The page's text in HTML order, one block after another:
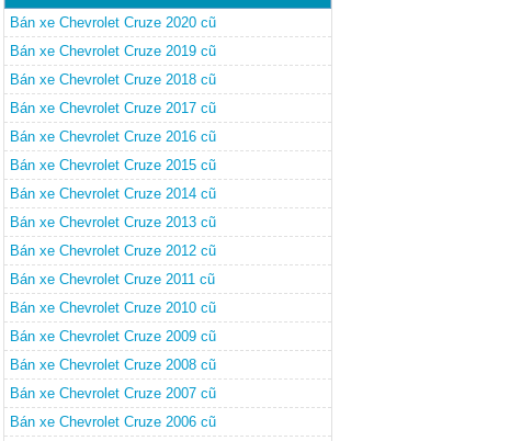
Bán xe Chevrolet Cruze 2020 cũ
Bán xe Chevrolet Cruze 2019 cũ
Bán xe Chevrolet Cruze 2018 cũ
Bán xe Chevrolet Cruze 2017 cũ
Bán xe Chevrolet Cruze 2016 cũ
Bán xe Chevrolet Cruze 2015 cũ
Bán xe Chevrolet Cruze 2014 cũ
Bán xe Chevrolet Cruze 2013 cũ
Bán xe Chevrolet Cruze 2012 cũ
Bán xe Chevrolet Cruze 2011 cũ
Bán xe Chevrolet Cruze 2010 cũ
Bán xe Chevrolet Cruze 2009 cũ
Bán xe Chevrolet Cruze 2008 cũ
Bán xe Chevrolet Cruze 2007 cũ
Bán xe Chevrolet Cruze 2006 cũ